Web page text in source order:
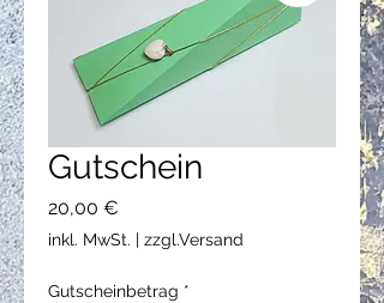
Gutschein
20,00 €
inkl. MwSt. | zzgl.Versand
Gutscheinbetrag *